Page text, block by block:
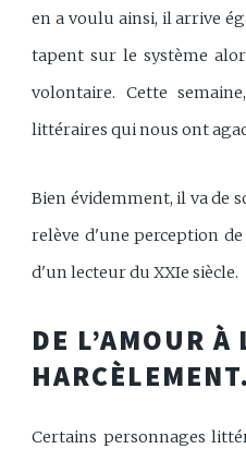
en a voulu ainsi, il arrive
tapent sur le système
volontaire. Cette
littéraires qui nous ont
Bien évidemment, il va de
relève d'une perception
d'un lecteur du XXIe siècle.
DE L’AMOUR
Certains personnages